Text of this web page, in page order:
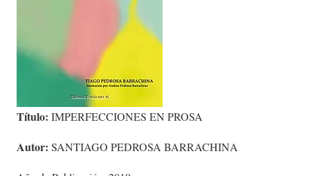
Título: IMPERFECCIONES EN PROSA
Autor: SANTIAGO PEDROSA BARRACHINA